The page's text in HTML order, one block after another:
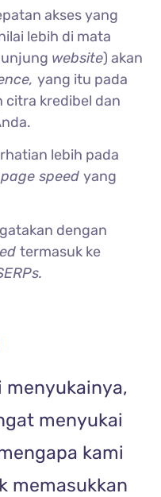
akses yang
lebih di mata
website) akan
yang itu pada
citra kredibel dan
lebih pada
page speedyang
dengan
termasuk ke
menyukainya,
menyukai
kami
memasukkan